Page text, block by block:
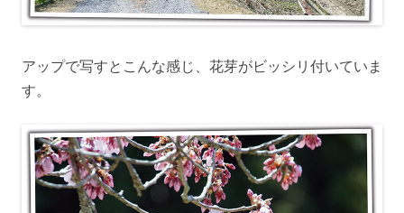
アップで写すとこんな感じ、花芽がビッシリ付いていま
す。